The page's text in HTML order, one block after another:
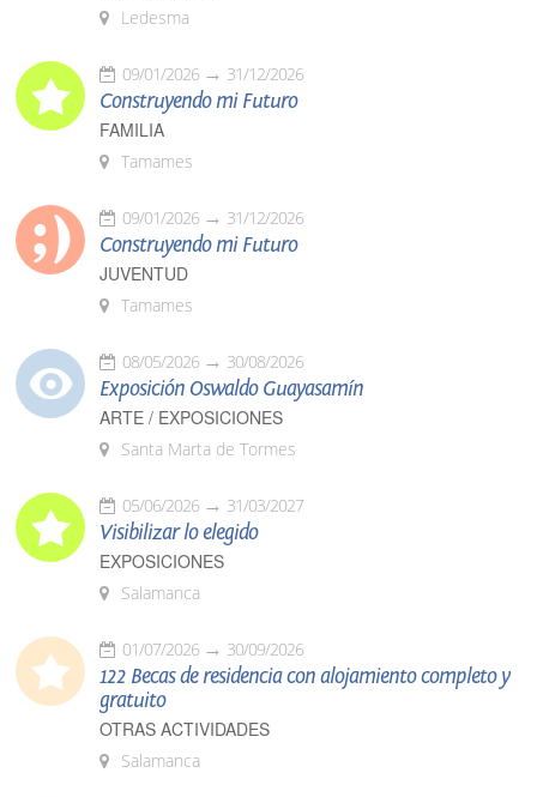
Ledesma
09/01/2026 31/12/2026
Construyendo mi Futuro
FAMILIA
Tamames
09/01/2026 31/12/2026
Construyendo mi Futuro
JUVENTUD
Tamames
08/05/2026 30/08/2026
Exposición Oswaldo Guayasamín
ARTE / EXPOSICIONES
Santa Marta de Tormes
05/06/2026 31/03/2027
Visibilizar lo elegido
EXPOSICIONES
Salamanca
01/07/2026 30/09/2026
122 Becas de residencia con alojamiento completo y
gratuito
OTRAS ACTIVIDADES
Salamanca